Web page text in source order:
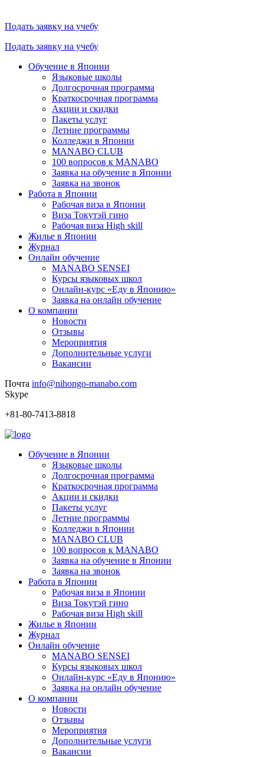
Подать заявку на учебу
Подать заявку на учебу
Обучение в Японии
Языковые школы
Долгосрочная программа
Краткосрочная программа
Акции и скидки
Пакеты услуг
Летние программы
Колледжи в Японии
MANABO CLUB
100 вопросов к MАNABO
Заявка на обучение в Японии
Заявка на звонок
Работа в Японии
Рабочая виза в Японии
Виза Токутэй гино
Рабочая виза High skill
Жилье в Японии
Журнал
Онлайн обучение
MANABO SENSEI
Курсы языковых школ
Онлайн-курс «Еду в Японию»
Заявка на онлайн обучение
О компании
Новости
Отзывы
Мероприятия
Дополнительные услуги
Вакансии
Почта info@nihongo-manabo.com
Skype
+81-80-7413-8818
Обучение в Японии
Языковые школы
Долгосрочная программа
Краткосрочная программа
Акции и скидки
Пакеты услуг
Летние программы
Колледжи в Японии
MANABO CLUB
100 вопросов к MАNABO
Заявка на обучение в Японии
Заявка на звонок
Работа в Японии
Рабочая виза в Японии
Виза Токутэй гино
Рабочая виза High skill
Жилье в Японии
Журнал
Онлайн обучение
MANABO SENSEI
Курсы языковых школ
Онлайн-курс «Еду в Японию»
Заявка на онлайн обучение
О компании
Новости
Отзывы
Мероприятия
Дополнительные услуги
Вакансии